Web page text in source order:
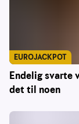
Endelig svarte
det til noen
EUROJACKPOT